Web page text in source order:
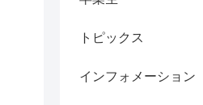
トピックス
インフォメーション